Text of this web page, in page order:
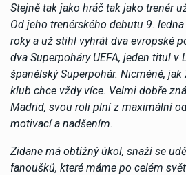
Stejně tak jako hráč tak jako trenér
Od jeho trenérského debutu 9.
roky a už stihl vyhrát dva evropské
dva Superpoháry UEFA, jeden titul v
španělský Superpohár. Nicméně,
klub chce vždy více. Velmi dobře
Madrid, svou roli plní z maximální
motivací a nadšením.
Zidane má obtížný úkol, snaží se
fanoušků, které máme po celém